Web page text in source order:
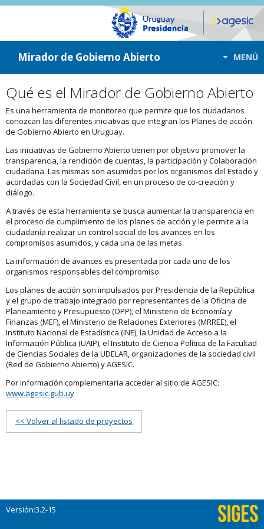
ir a contenido
ir al menú
Mirador de Gobierno Abierto MENÚ
Qué es el Mirador de Gobierno Abierto
Es una herramienta de monitoreo que permite que los ciudadanos
conozcan las diferentes iniciativas que integran los Planes de acción
de Gobierno Abierto en Uruguay.
Las iniciativas de Gobierno Abierto tienen por objetivo promover la
transparencia, la rendición de cuentas, la participación y Colaboración
ciudadana. Las mismas son asumidos por los organismos del Estado y
acordadas con la Sociedad Civil, en un proceso de co-creación y
diálogo.
A través de esta herramienta se busca aumentar la transparencia en
el proceso de cumplimiento de los planes de acción y le permite a la
ciudadanía realizar un control social de los avances en los
compromisos asumidos, y cada una de las metas.
La información de avances es presentada por cada uno de los
organismos responsables del compromiso.
Los planes de acción son impulsados por Presidencia de la República
y el grupo de trabajo integrado por representantes de la Oficina de
Planeamiento y Presupuesto (OPP), el Ministerio de Economía y
Finanzas (MEF), el Ministerio de Relaciones Exteriores (MRREE), el
Instituto Nacional de Estadística (INE), la Unidad de Acceso a la
Información Pública (UAIP), el Instituto de Ciencia Política de la Facultad
de Ciencias Sociales de la UDELAR, organizaciones de la sociedad civil
(Red de Gobierno Abierto) y AGESIC.
Por información complementaria acceder al sitio de AGESIC:
www.agesic.gub.uy
<< Volver al listado de proyectos
Versión:3.2-15